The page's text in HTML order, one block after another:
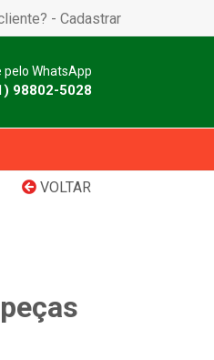
- Cadastrar
pelo WhatsApp
98802-5028
VOLTAR